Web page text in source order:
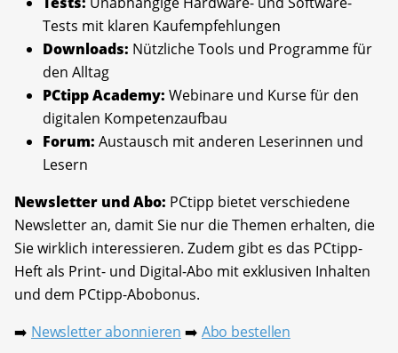
Tests mit klaren Kaufempfehlungen
Downloads: Nützliche Tools und Programme für
den Alltag
PCtipp Academy: Webinare und Kurse für den
digitalen Kompetenzaufbau
Forum: Austausch mit anderen Leserinnen und
Lesern
Newsletter und Abo: PCtipp bietet verschiedene
Newsletter an, damit Sie nur die Themen erhalten, die
Sie wirklich interessieren. Zudem gibt es das PCtipp-
Heft als Print- und Digital-Abo mit exklusiven Inhalten
und dem PCtipp-Abobonus.
➡️ Newsletter abonnieren ➡️ Abo bestellen